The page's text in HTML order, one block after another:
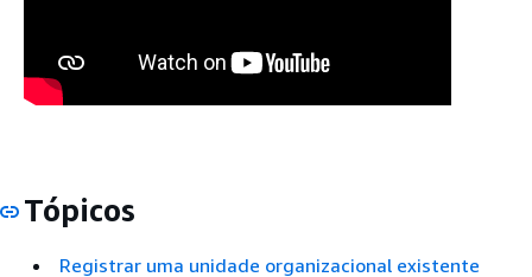
Tópicos
Registrar uma unidade organizacional existente